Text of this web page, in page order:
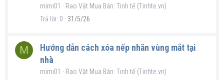
mimi01
Rao Vặt Mua Bán: Tinh tế (Tinhte.vn)
Trả lời 0 31/5/26
M
Hướng dẫn cách xóa nếp nhăn vùng mắt tại
nhà
mimi01
Rao Vặt Mua Bán: Tinh tế (Tinhte.vn)